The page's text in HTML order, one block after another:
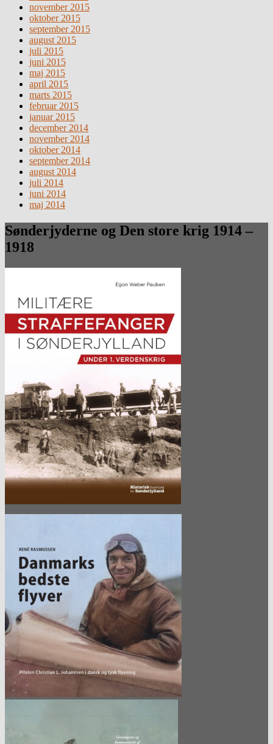
november 2015
oktober 2015
september 2015
august 2015
juli 2015
juni 2015
maj 2015
april 2015
marts 2015
februar 2015
januar 2015
december 2014
november 2014
oktober 2014
september 2014
august 2014
juli 2014
juni 2014
maj 2014
Sønderjyderne og Den store krig 1914 –
1918